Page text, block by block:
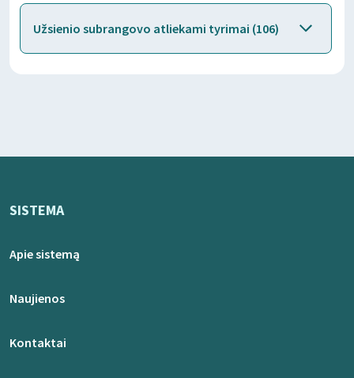
Užsienio subrangovo atliekami tyrimai (106)
SISTEMA
Apie sistemą
Naujienos
Kontaktai